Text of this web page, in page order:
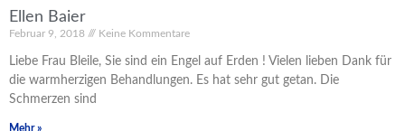
Ellen Baier
Februar 9, 2018 Keine Kommentare
Liebe Frau Bleile, Sie sind ein Engel auf Erden ! Vielen lieben Dank für
die warmherzigen Behandlungen. Es hat sehr gut getan. Die
Schmerzen sind
Mehr »